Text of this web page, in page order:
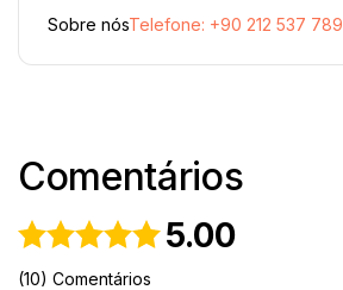
Sobre nósTelefone: +90 212 537 789
Comentários
5.00
(10) Comentários